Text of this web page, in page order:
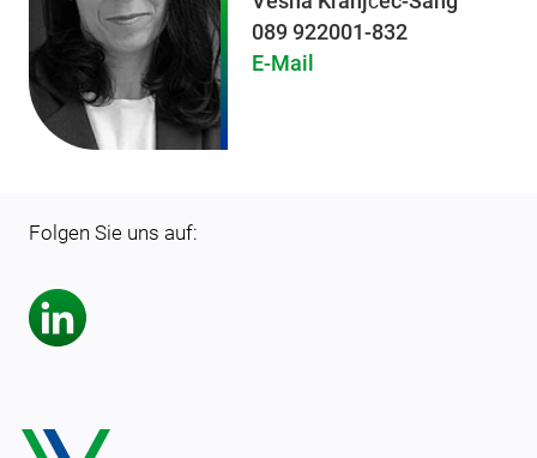
089 922001-832
E-Mail
Folgen Sie uns auf: